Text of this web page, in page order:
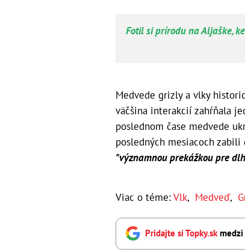
Fotil si prírodu na Aljaške,
Medvede grizly a vlky
väčšina interakcií zahŕňala
poslednom čase medvede
posledných mesiacoch
"významnou prekážkou pre
Viac o téme:Vlk, Medveď,
Pridajte si Topky.skmedzi